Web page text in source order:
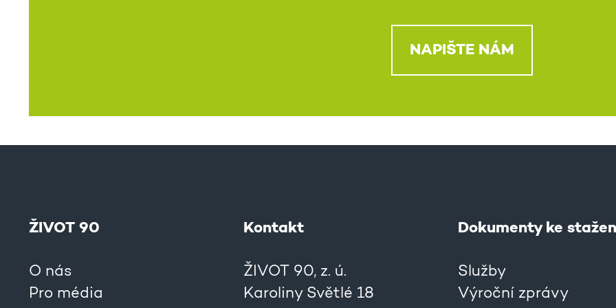
NAPIŠTE NÁM
ŽIVOT 90
O nás
Pro média
Kontakt
ŽIVOT 90, z. ú.
Karoliny Světlé 18
Dokumenty ke
Služby
Výroční zprávy